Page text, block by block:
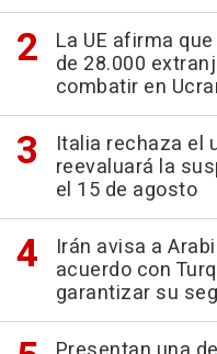
La UE afirma
de 28.000
combatir en
Italia rechaza el
reevaluará la
el 15 de agosto
Irán avisa a
acuerdo con
garantizar su